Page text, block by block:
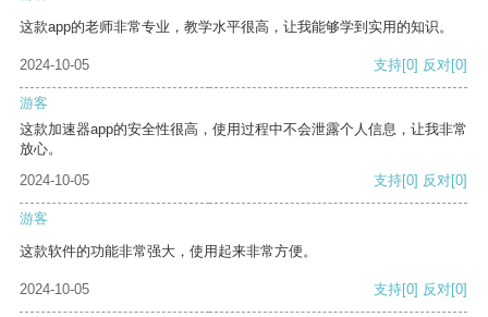
这款app的老师非常专业，教学水平很高，让我能够学到实用的知识。
2024-10-05 支持[0] 反对[0]
游客
这款加速器app的安全性很高，使用过程中不会泄露个人信息，让我非常
放心。
2024-10-05
支持[0] 反对[0]
游客
这款软件的功能非常强大，使用起来非常方便。
2024-10-05 支持[0] 反对[0]